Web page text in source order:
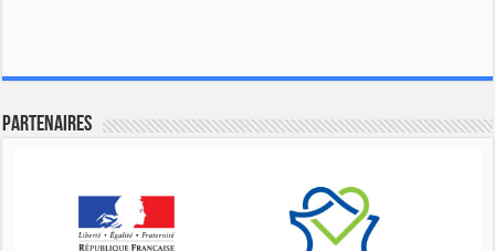
Partenaires